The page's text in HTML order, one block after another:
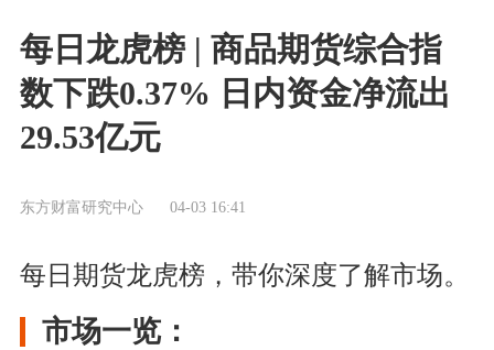
每日龙虎榜 | 商品期货综合指
数下跌0.37% 日内资金净流出
29.53亿元
东方财富研究中心 04-03 16:41
每日期货龙虎榜，带你深度了解市场。
市场一览：